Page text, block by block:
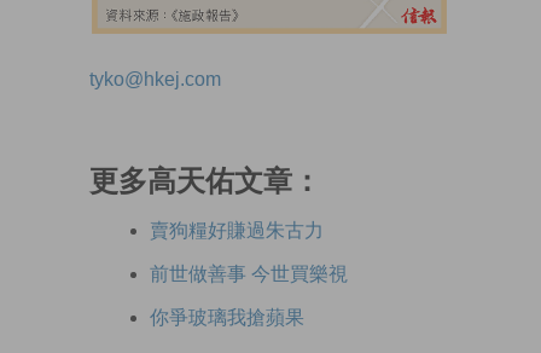
tyko@hkej.com
更多高天佑文章：
賣狗糧好賺過朱古力
前世做善事 今世買樂視
你爭玻璃我搶蘋果